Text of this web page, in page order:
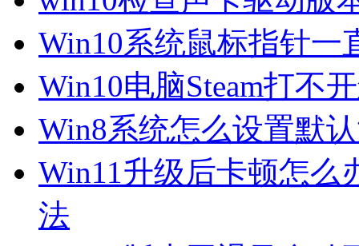
Win10系统鼠标指针一
Win10电脑Steam打不
Win8系统怎么设置默
Win11升级后卡顿怎么
法